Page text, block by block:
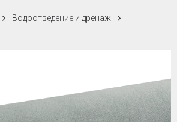
Водоотведение и дренаж